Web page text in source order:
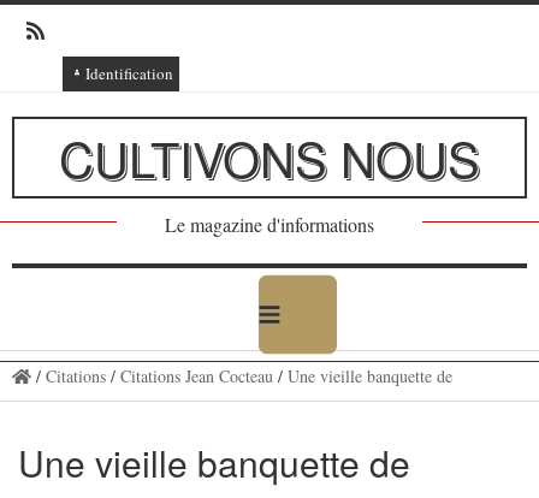
Identification
Connexion
Connexion via Facebook
Inscription
Ajout texte ou poème
CULTIVONS NOUS
Le magazine d'informations
/ Citations/ Citations Jean Cocteau/ Une vieille banquette de
Une vieille banquette de